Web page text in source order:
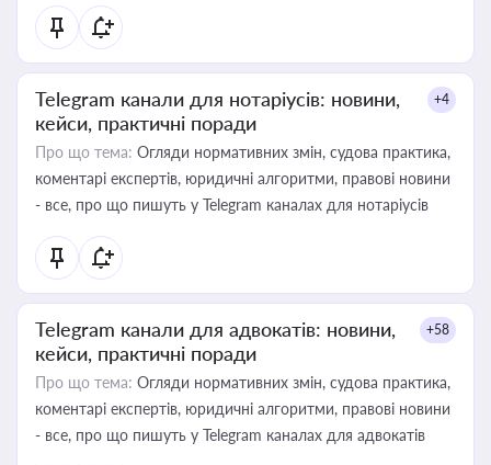
Telegram канали для нотаріусів: новини,
кейси, практичні поради
+4
Про що тема: Огляди нормативних змін, судова практика,
коментарі експертів, юридичні алгоритми, правові новини
- все, про що пишуть у Telegram каналах для нотаріусів
Telegram канали для адвокатів: новини,
кейси, практичні поради
+58
Про що тема: Огляди нормативних змін, судова практика,
коментарі експертів, юридичні алгоритми, правові новини
- все, про що пишуть у Telegram каналах для адвокатів